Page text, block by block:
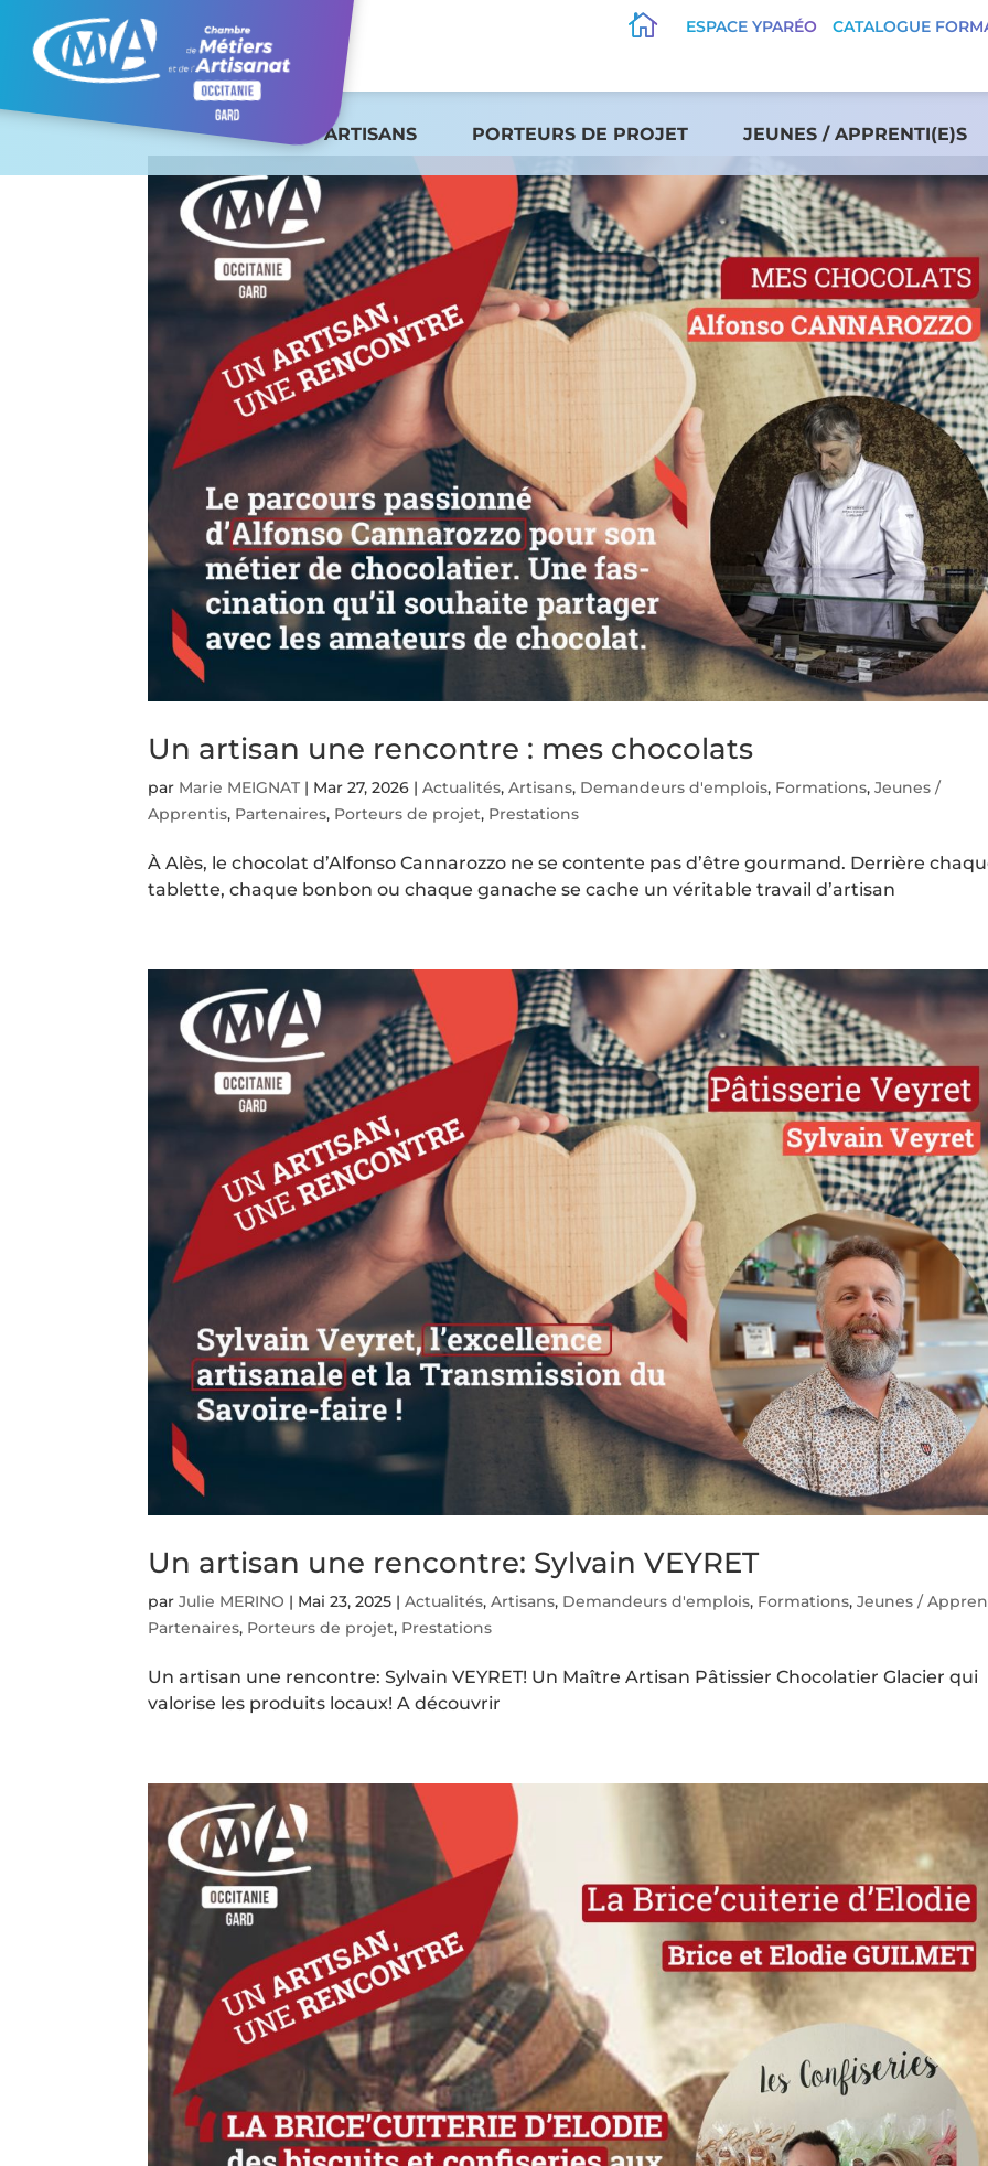
 ESPACE YPARÉO CATALOGUE
ARTISANS PORTEURS DE PROJET JEUNES / APPRENTI(E)S
Un artisan une rencontre : mes chocolats
par Marie MEIGNAT | Mar 27, 2026 |Actualités,Artisans, Demandeurs d'emplois, Formations,Jeunes /
Apprentis, Partenaires, Porteurs de projet, Prestations
À Alès, le chocolat d’Alfonso Cannarozzo ne se contente pas d’être gourmand. Derrière
tablette, chaque bonbon ou chaque ganache se cache un véritable travail d’artisan
Un artisan une rencontre: Sylvain VEYRET
parJulie MERINO | Mai 23, 2025 |Actualités,Artisans, Demandeurs d'emplois, Formations,Jeunes /
Partenaires, Porteurs de projet, Prestations
Un artisan une rencontre: Sylvain VEYRET! Un Maître Artisan Pâtissier Chocolatier Glacier qui
valorise les produits locaux! A découvrir